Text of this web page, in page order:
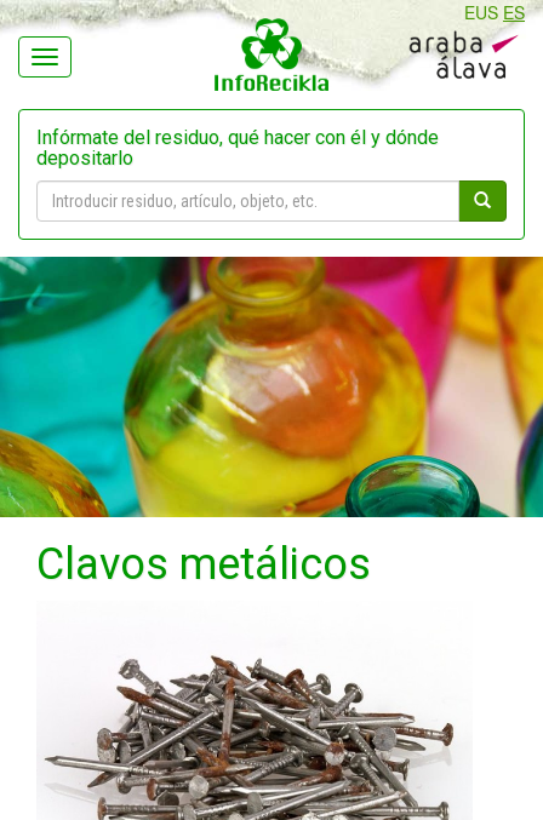
Navegación
EUS ES
Infórmate del residuo, qué hacer con él y dónde
depositarlo
Clavos metálicos